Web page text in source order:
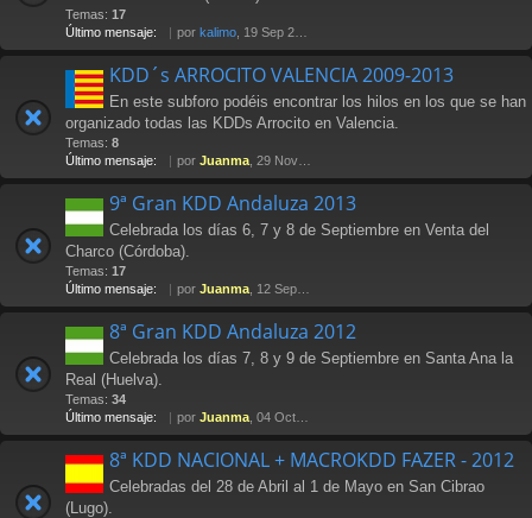
Temas: 17
Último mensaje:
por kalimo , 19 Sep 2014 20:50
KDD´s ARROCITO VALENCIA 2009-2013
En este subforo podéis encontrar los hilos en los que se han
organizado todas las KDDs Arrocito en Valencia.
Temas: 8
Último mensaje:
por Juanma , 29 Nov 2013 14:01
9ª Gran KDD Andaluza 2013
Celebrada los días 6, 7 y 8 de Septiembre en Venta del
Charco (Córdoba).
Temas: 17
Último mensaje:
por Juanma , 12 Sep 2013 22:52
8ª Gran KDD Andaluza 2012
Celebrada los días 7, 8 y 9 de Septiembre en Santa Ana la
Real (Huelva).
Temas: 34
Último mensaje:
por Juanma , 04 Oct 2012 15:24
8ª KDD NACIONAL + MACROKDD FAZER - 2012
Celebradas del 28 de Abril al 1 de Mayo en San Cibrao
(Lugo).